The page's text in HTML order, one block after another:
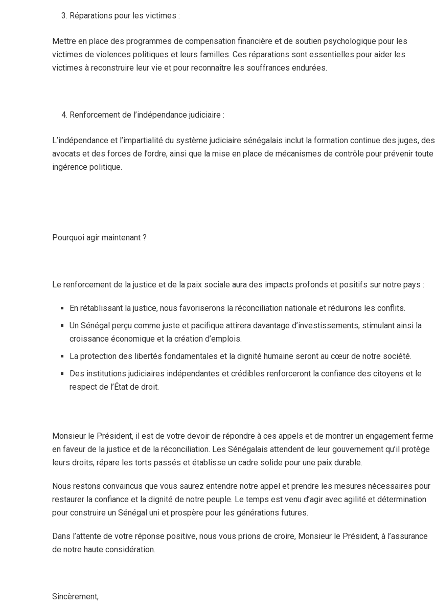
Réparations pour les victimes :
Mettre en place des programmes de compensation financière et de soutien psychologique pour les
victimes de violences politiques et leurs familles. Ces réparations sont essentielles pour aider les
victimes à reconstruire leur vie et pour reconnaître les souffrances endurées.
Renforcement de l’indépendance judiciaire :
L’indépendance et l’impartialité du système judiciaire sénégalais inclut la formation continue des juges, des
avocats et des forces de l’ordre, ainsi que la mise en place de mécanismes de contrôle pour prévenir toute
ingérence politique.
Pourquoi agir maintenant ?
Le renforcement de la justice et de la paix sociale aura des impacts profonds et positifs sur notre pays :
En rétablissant la justice, nous favoriserons la réconciliation nationale et réduirons les conflits.
Un Sénégal perçu comme juste et pacifique attirera davantage d’investissements, stimulant ainsi la
croissance économique et la création d’emplois.
La protection des libertés fondamentales et la dignité humaine seront au cœur de notre société.
Des institutions judiciaires indépendantes et crédibles renforceront la confiance des citoyens et le
respect de l’État de droit.
Monsieur le Président, il est de votre devoir de répondre à ces appels et de montrer un engagement ferme
en faveur de la justice et de la réconciliation. Les Sénégalais attendent de leur gouvernement qu’il protège
leurs droits, répare les torts passés et établisse un cadre solide pour une paix durable.
Nous restons convaincus que vous saurez entendre notre appel et prendre les mesures nécessaires pour
restaurer la confiance et la dignité de notre peuple. Le temps est venu d’agir avec agilité et détermination
pour construire un Sénégal uni et prospère pour les générations futures.
Dans l’attente de votre réponse positive, nous vous prions de croire, Monsieur le Président, à l’assurance
de notre haute considération.
Sincèrement,